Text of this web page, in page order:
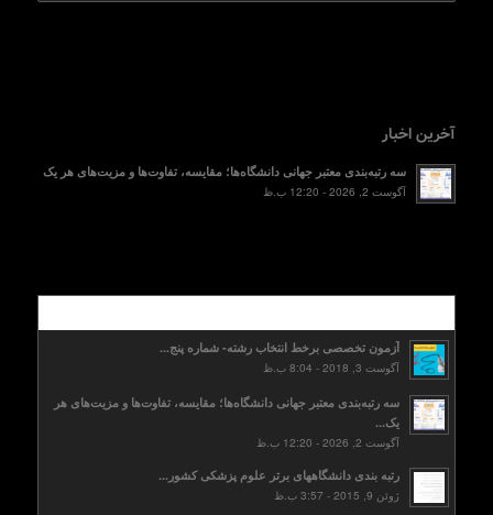
آخرین اخبار
سه رتبه‌بندی معتبر جهانی دانشگاه‌ها؛ مقایسه، تفاوت‌ها و مزیت‌های هر یک
آگوست 2, 2026 - 12:20 ب.ظ
آزمون تخصصی برخط انتخاب رشته- شماره پنج...
آگوست 3, 2018 - 8:04 ب.ظ
سه رتبه‌بندی معتبر جهانی دانشگاه‌ها؛ مقایسه، تفاوت‌ها و مزیت‌های هر
یک...
آگوست 2, 2026 - 12:20 ب.ظ
رتبه بندی دانشگاههای برتر علوم پزشکی کشور...
ژوئن 9, 2015 - 3:57 ب.ظ